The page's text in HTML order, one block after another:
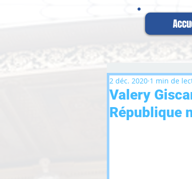
Valery
République
2 déc. 2020 1 min de